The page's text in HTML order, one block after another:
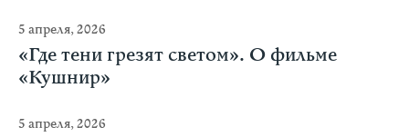
5 апреля, 2026
«Где тени грезят светом». О фильме
«Кушнир»
5 апреля, 2026